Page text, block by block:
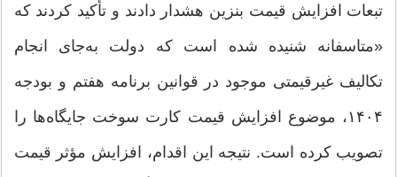
تبعات افزایش قیمت بنزین هشدار دادند و تأکید کردند که
«متاسفانه شنیده شده است که دولت به‌جای انجام
تکالیف غیرقیمتی موجود در قوانین برنامه هفتم و بودجه
۱۴۰۴، موضوع افزایش قیمت کارت سوخت جایگاه‌ها را
تصویب کرده است. نتیجه این اقدام، افزایش مؤثر قیمت